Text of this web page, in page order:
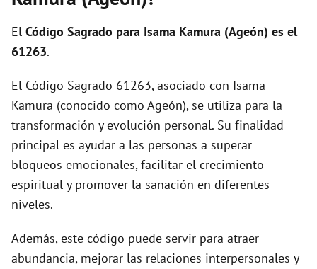
e
o
El Código Sagrado para Isama Kamura (Ageón) es el
61263.
El Código Sagrado 61263, asociado con Isama
Kamura (conocido como Ageón), se utiliza para la
transformación y evolución personal. Su finalidad
principal es ayudar a las personas a superar
bloqueos emocionales, facilitar el crecimiento
espiritual y promover la sanación en diferentes
niveles.
Además, este código puede servir para atraer
abundancia, mejorar las relaciones interpersonales y